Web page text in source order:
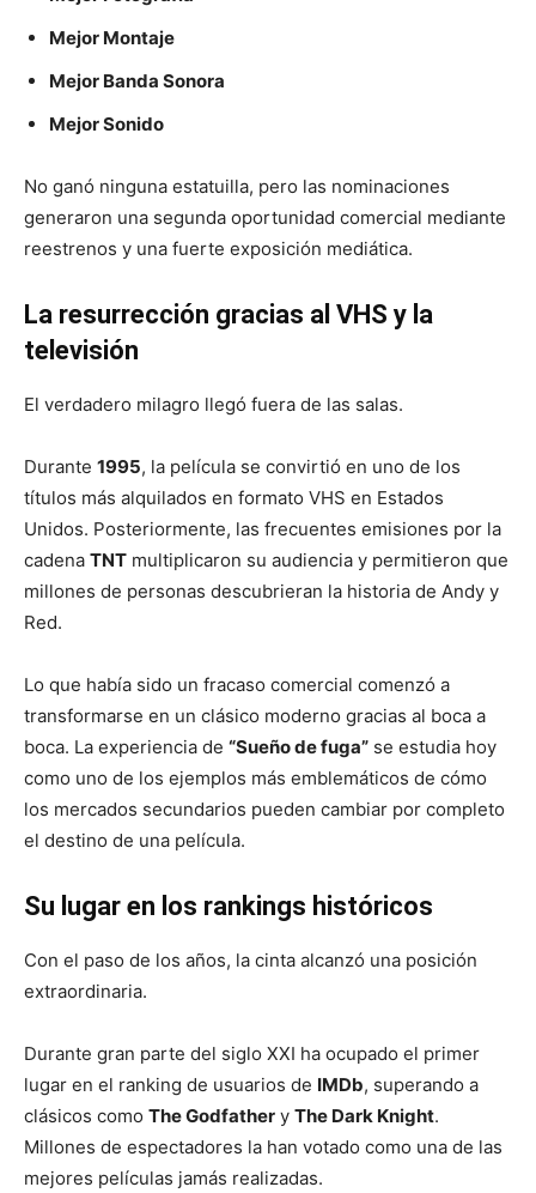
Mejor Montaje
Mejor Banda Sonora
Mejor Sonido
No ganó ninguna estatuilla, pero las nominaciones
generaron una segunda oportunidad comercial mediante
reestrenos y una fuerte exposición mediática.
La resurrección gracias al VHS y la
televisión
El verdadero milagro llegó fuera de las salas.
Durante 1995, la película se convirtió en uno de los
títulos más alquilados en formato VHS en Estados
Unidos. Posteriormente, las frecuentes emisiones por la
cadena TNT multiplicaron su audiencia y permitieron que
millones de personas descubrieran la historia de Andy y
Red.
Lo que había sido un fracaso comercial comenzó a
transformarse en un clásico moderno gracias al boca a
boca. La experiencia de “Sueño de fuga” se estudia hoy
como uno de los ejemplos más emblemáticos de cómo
los mercados secundarios pueden cambiar por completo
el destino de una película.
Su lugar en los rankings históricos
Con el paso de los años, la cinta alcanzó una posición
extraordinaria.
Durante gran parte del siglo XXI ha ocupado el primer
lugar en el ranking de usuarios de IMDb, superando a
clásicos como The Godfather y The Dark Knight.
Millones de espectadores la han votado como una de las
mejores películas jamás realizadas.